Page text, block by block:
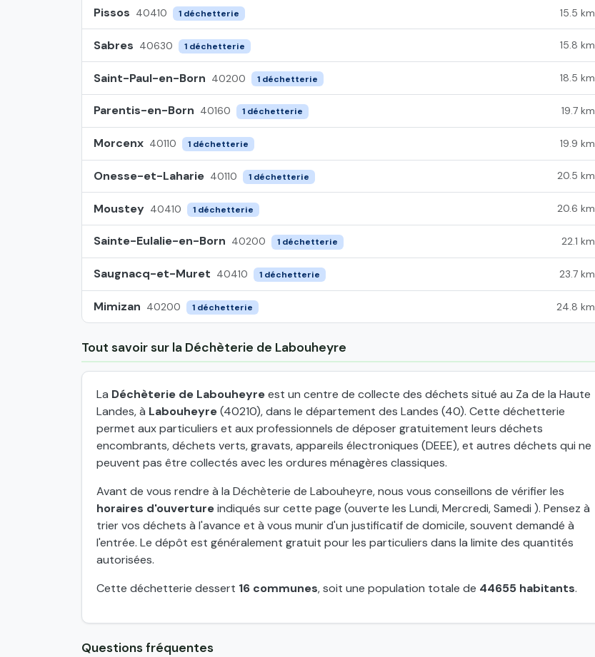
Pissos 40410 1 déchetterie 15.5 km
Sabres 40630 1 déchetterie 15.8 km
Saint-Paul-en-Born 40200 1 déchetterie 18.5 km
Parentis-en-Born 40160 1 déchetterie 19.7 km
Morcenx 40110 1 déchetterie 19.9 km
Onesse-et-Laharie 40110 1 déchetterie 20.5 km
Moustey 40410 1 déchetterie 20.6 km
Sainte-Eulalie-en-Born 40200 1 déchetterie 22.1 km
Saugnacq-et-Muret 40410 1 déchetterie 23.7 km
Mimizan 40200 1 déchetterie 24.8 km
Tout savoir sur la Déchèterie de Labouheyre
La Déchèterie de Labouheyreest un centre de collecte des déchets situé au Za de la Haute
Landes, à Labouheyre(40210), dans le département des Landes (40). Cette déchetterie
permet aux particuliers et aux professionnels de déposer gratuitement leurs déchets
encombrants, déchets verts, gravats, appareils électroniques (DEEE), et autres déchets qui ne
peuvent pas être collectés avec les ordures ménagères classiques.
Avant de vous rendre à la Déchèterie de Labouheyre, nous vous conseillons de vérifier les
horaires d'ouvertureindiqués sur cette page (ouverte les Lundi, Mercredi, Samedi ). Pensez à
trier vos déchets à l'avance et à vous munir d'un justificatif de domicile, souvent demandé à
l'entrée. Le dépôt est généralement gratuit pour les particuliers dans la limite des quantités
autorisées.
Cette déchetterie dessert 16 communes, soit une population totale de 44655 habitants.
Questions fréquentes